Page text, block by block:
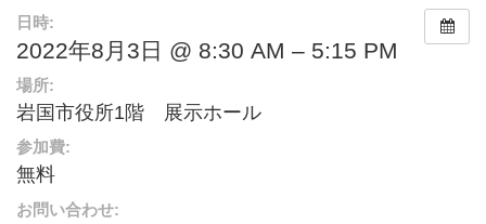
日時:
2022年8月3日 @ 8:30 AM – 5:15 PM
場所:
岩国市役所1階 展示ホール
参加費:
無料
お問い合わせ: